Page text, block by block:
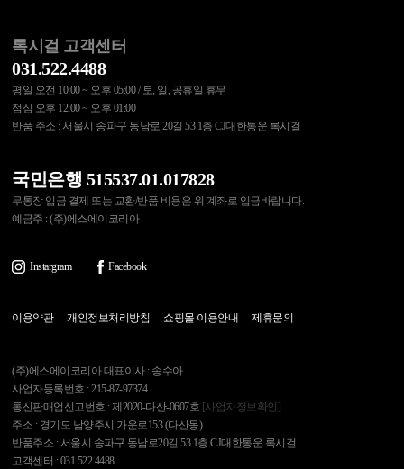
록시걸 고객센터
031.522.4488
평일 오전 10:00 ~ 오후 05:00 / 토, 일, 공휴일 휴무
점심 오후 12:00 ~ 오후 01:00
반품 주소 : 서울시 송파구 동남로 20길 53 1층 CJ대한통운 록시걸
국민은행 515537.01.017828
무통장 입금 결제 또는 교환/반품 비용은 위 계좌로 입금바랍니다.
예금주 : (주)에스에이코리아
Instargram Facebook
이용약관 개인정보처리방침 쇼핑몰 이용안내 제휴문의
(주)에스에이코리아 대표이사 : 송수아
사업자등록번호 : 215-87-97374
통신판매업신고번호 : 제2020-다산-0607호 [사업자정보확인]
주소 : 경기도 남양주시 가운로153 (다산동)
반품주소 : 서울시 송파구 동남로20길 53 1층 CJ대한통운 록시걸
고객센터 : 031.522.4488